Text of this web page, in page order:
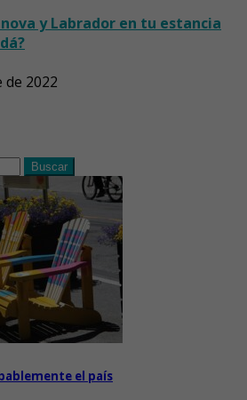
y Labrador en tu estancia
de 2022
el país